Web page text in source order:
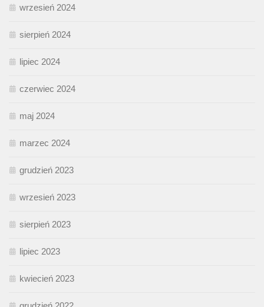
wrzesień 2024
sierpień 2024
lipiec 2024
czerwiec 2024
maj 2024
marzec 2024
grudzień 2023
wrzesień 2023
sierpień 2023
lipiec 2023
kwiecień 2023